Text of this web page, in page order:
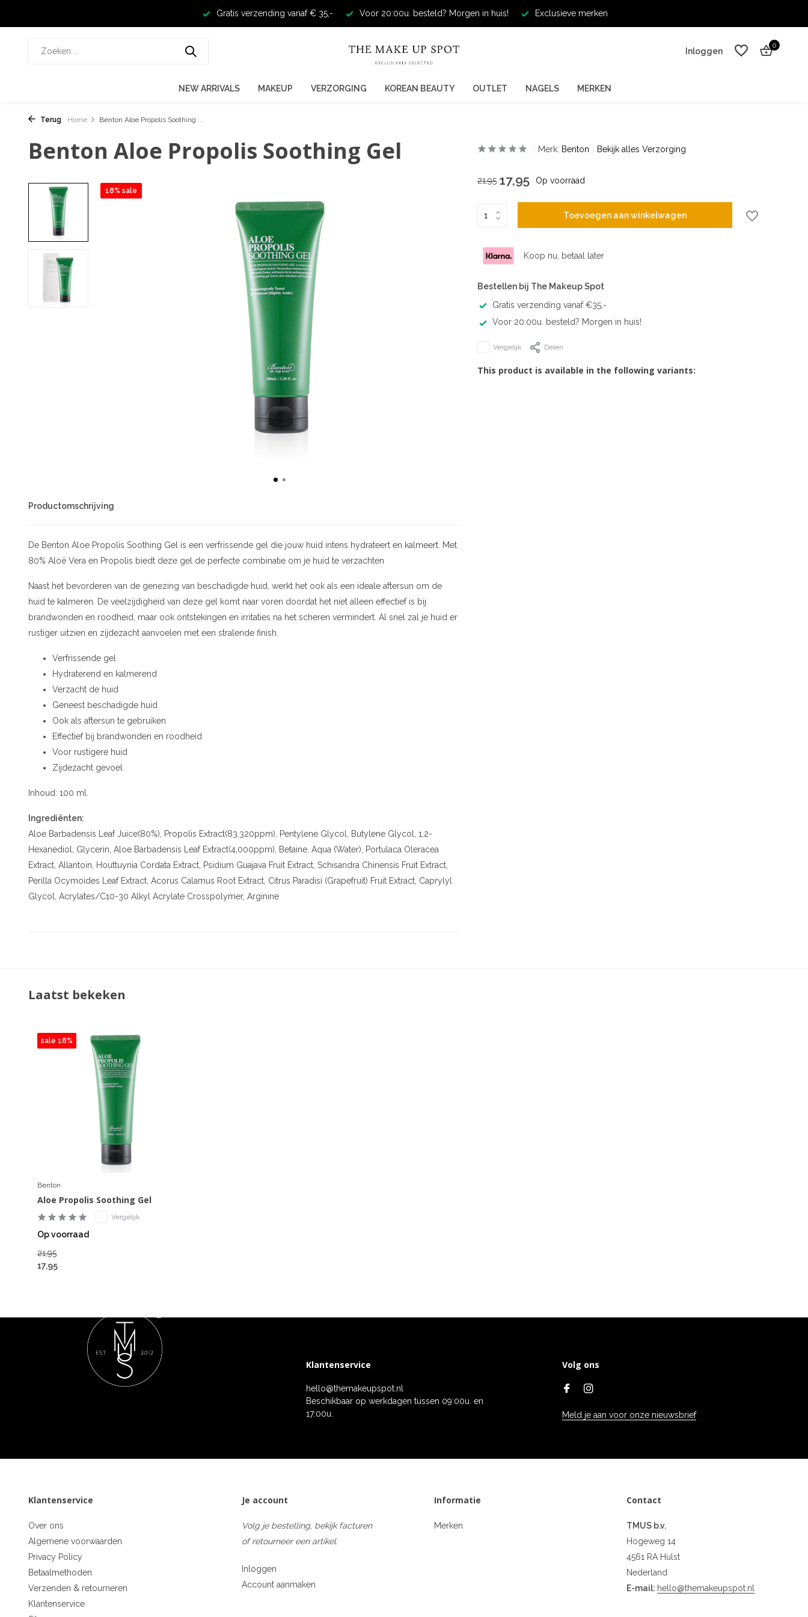
Gratis verzending vanaf € 35,- Voor 20:00u. besteld? Morgen in huis! Exclusieve merken
Inloggen
0
NEW ARRIVALS MAKEUP VERZORGING KOREAN BEAUTY OUTLET NAGELS MERKEN
Terug Home Benton Aloe Propolis Soothing ...
Benton Aloe Propolis Soothing Gel
18% sale
Productomschrijving
De Benton Aloe Propolis Soothing Gel is een verfrissende gel die jouw huid intens hydrateert en kalmeert. Met
80% Aloë Vera en Propolis biedt deze gel de perfecte combinatie om je huid te verzachten
Naast het bevorderen van de genezing van beschadigde huid, werkt het ook als een ideale aftersun om de
huid te kalmeren. De veelzijdigheid van deze gel komt naar voren doordat het niet alleen effectief is bij
brandwonden en roodheid, maar ook ontstekingen en irritaties na het scheren vermindert. Al snel zal je huid er
rustiger uitzien en zijdezacht aanvoelen met een stralende finish.
Verfrissende gel
Hydraterend en kalmerend
Verzacht de huid
Geneest beschadigde huid
Ook als aftersun te gebruiken
Effectief bij brandwonden en roodheid
Voor rustigere huid
Zijdezacht gevoel
Inhoud: 100 ml.
Ingrediënten:
Aloe Barbadensis Leaf Juice(80%), Propolis Extract(83,320ppm), Pentylene Glycol, Butylene Glycol, 1,2-
Hexanediol, Glycerin, Aloe Barbadensis Leaf Extract(4,000ppm), Betaine, Aqua (Water), Portulaca Oleracea
Extract, Allantoin, Houttuynia Cordata Extract, Psidium Guajava Fruit Extract, Schisandra Chinensis Fruit Extract,
Perilla Ocymoides Leaf Extract, Acorus Calamus Root Extract, Citrus Paradisi (Grapefruit) Fruit Extract, Caprylyl
Glycol, Acrylates/C10-30 Alkyl Acrylate Crosspolymer, Arginine
Merk: Benton Bekijk alles Verzorging
21,95 17,95 Op voorraad
Toevoegen aan winkelwagen
Koop nu, betaal later
Bestellen bij The Makeup Spot
Gratis verzending vanaf €35,-
Voor 20:00u. besteld? Morgen in huis!
Vergelijk Delen
This product is available in the following variants:
Laatst bekeken
sale 18%
Benton
Aloe Propolis Soothing Gel
Vergelijk
Op voorraad
21,95
17,95
Klantenservice
hello@themakeupspot.nl
Beschikbaar op werkdagen tussen 09:00u. en
17:00u.
Volg ons
Meld je aan voor onze nieuwsbrief
Klantenservice
Over ons
Algemene voorwaarden
Privacy Policy
Betaalmethoden
Verzenden & retourneren
Klantenservice
Je account
Volg je bestelling, bekijk facturen
of retourneer een artikel.
Inloggen
Account aanmaken
Informatie
Merken
Contact
TMUS b.v.
Hogeweg 14
4561 RA Hulst
Nederland
E-mail: hello@themakeupspot.nl